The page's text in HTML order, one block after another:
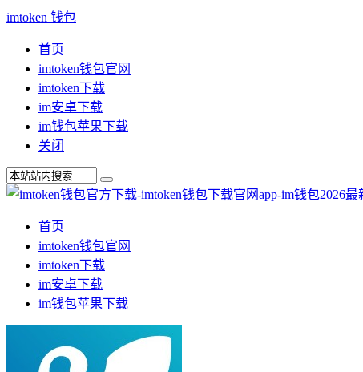
imtoken 钱包
首页
imtoken钱包官网
imtoken下载
im安卓下载
im钱包苹果下载
关闭
首页
imtoken钱包官网
imtoken下载
im安卓下载
im钱包苹果下载